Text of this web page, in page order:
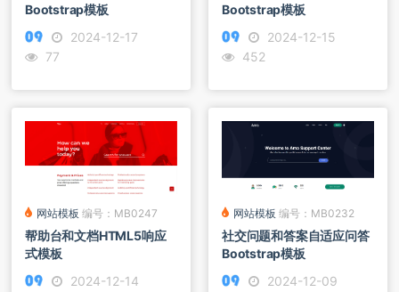
Bootstrap模板
2024-12-17
77
Bootstrap模板
2024-12-15
452
网站模板 编号：MB0247
帮助台和文档HTML5响应
式模板
2024-12-14
网站模板 编号：MB0232
社交问题和答案自适应问答
Bootstrap模板
2024-12-09